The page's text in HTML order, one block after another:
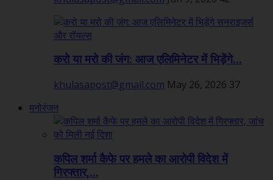
करो या मरो की जंग: आज एलिमिनेटर में भिड़ेंगे...
khulasapost@gmail.com May 26, 2026 37
मनोरंजन
कपिल शर्मा कैफे पर हमले का आरोपी विदेश में
गिरफ्तार,...